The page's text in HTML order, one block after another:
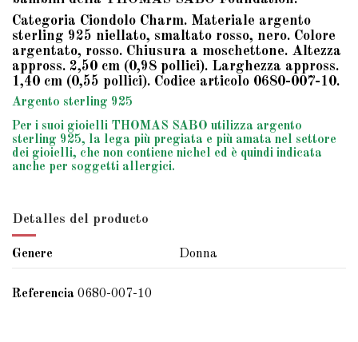
Categoria Ciondolo Charm. Materiale argento
sterling 925 niellato, smaltato rosso, nero. Colore
argentato, rosso. Chiusura a moschettone. Altezza
appross. 2,50 cm (0,98 pollici). Larghezza appross.
1,40 cm (0,55 pollici). Codice articolo 0680-007-10.
Argento sterling 925
Per i suoi gioielli THOMAS SABO utilizza argento
sterling 925, la lega più pregiata e più amata nel settore
dei gioielli, che non contiene nichel ed è quindi indicata
anche per soggetti allergici.
Detalles del producto
Genere Donna
Referencia 0680-007-10